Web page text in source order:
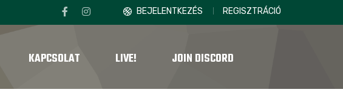
BEJELENTKEZÉS REGISZTRÁCIÓ
KAPCSOLAT LIVE! JOIN DISCORD